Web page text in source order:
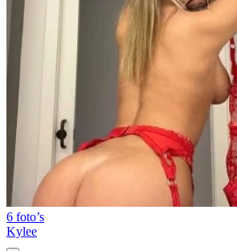
6 foto’s
Kylee